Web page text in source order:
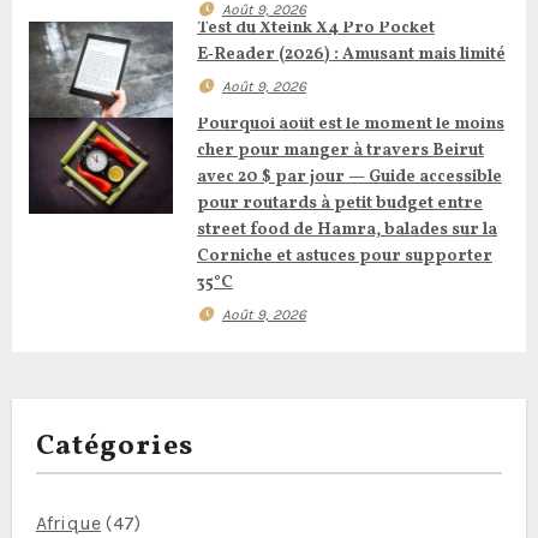
l
’
a
r
e
Août 9, 2026
Test du Xteink X4 Pro Pocket
E‑Reader (2026) : Amusant mais limité
Août 9, 2026
Pourquoi août est le moment le moins
cher pour manger à travers Beirut
avec 20 $ par jour — Guide accessible
pour routards à petit budget entre
street food de Hamra, balades sur la
Corniche et astuces pour supporter
35°C
Août 9, 2026
Catégories
Afrique (47)